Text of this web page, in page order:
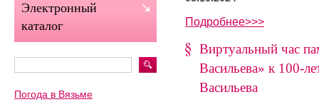
Подробнее>>>
Виртуальный час
Васильева» к 100-
Васильева
Электронный
каталог
Погода в Вязьме